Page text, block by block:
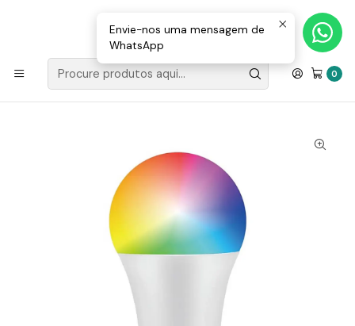
0
Loja Valongo: 220 150 143 (chamada para a rede fixa nacional) «»
E-mail: geral@movenergy.pt
Início MATERIAL ELÉTRICO
Lâmpada E27 A60 Smart WiFi 9W 900Lm 2700-
6400K+RGB RGBW 230V Tuya
Envie-nos uma mensagem de
WhatsApp